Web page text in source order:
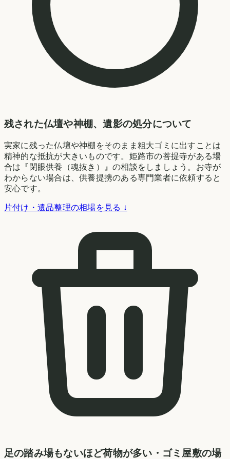
残された仏壇や神棚、遺影の処分について
実家に残った仏壇や神棚をそのまま粗大ゴミに出すことは
精神的な抵抗が大きいものです。姫路市の菩提寺がある場
合は『閉眼供養（魂抜き）』の相談をしましょう。お寺が
わからない場合は、供養提携のある専門業者に依頼すると
安心です。
片付け・遺品整理の相場を見る ↓
足の踏み場もないほど荷物が多い・ゴミ屋敷の場